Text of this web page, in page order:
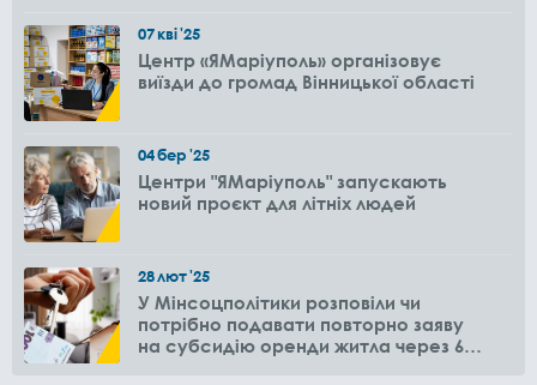
07кві'25
Центр «ЯМаріуполь» організовує
виїзди до громад Вінницької області
04бер'25
Центри "ЯМаріуполь" запускають
новий проєкт для літніх людей
28лют'25
У Мінсоцполітики розповіли чи
потрібно подавати повторно заяву
на субсидію оренди житла через 6